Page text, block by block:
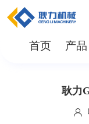
首页 产品
耿力